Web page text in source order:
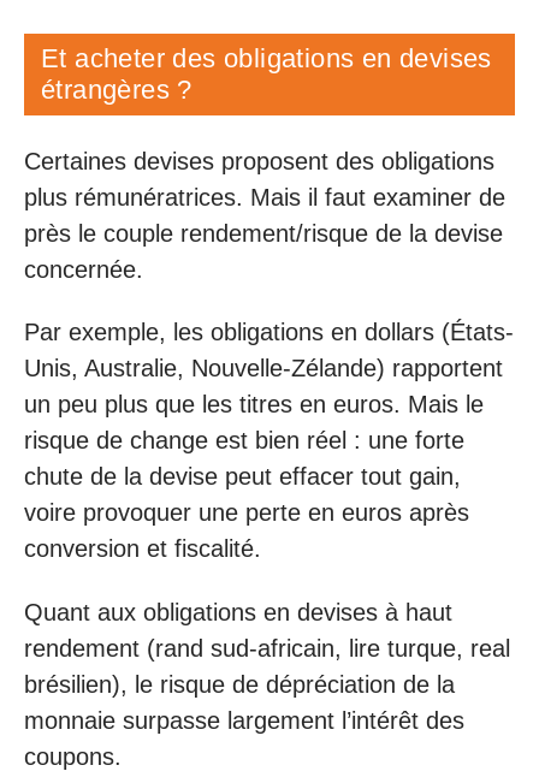
Et acheter des obligations en devises
étrangères ?
Certaines devises proposent des obligations
plus rémunératrices. Mais il faut examiner de
près le couple rendement/risque de la devise
concernée.
Par exemple, les obligations en dollars (États-
Unis, Australie, Nouvelle-Zélande) rapportent
un peu plus que les titres en euros. Mais le
risque de change est bien réel : une forte
chute de la devise peut effacer tout gain,
voire provoquer une perte en euros après
conversion et fiscalité.
Quant aux obligations en devises à haut
rendement (rand sud-africain, lire turque, real
brésilien), le risque de dépréciation de la
monnaie surpasse largement l’intérêt des
coupons.